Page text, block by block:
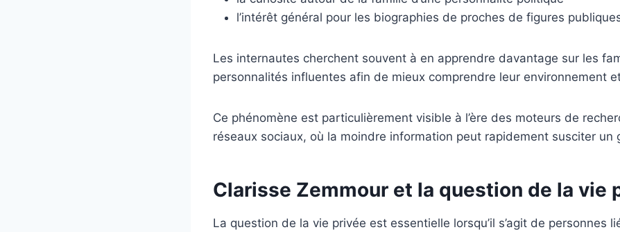
l’intérêt général pour les biographies de proches de figures
Les internautes cherchent souvent à en apprendre davantage sur les
personnalités influentes afin de mieux comprendre leur environnement
Ce phénomène est particulièrement visible à l’ère des moteurs de
réseaux sociaux, où la moindre information peut rapidement susciter un
Clarisse Zemmour et la question de la vie
La question de la vie privée est essentielle lorsqu’il s’agit de personnes